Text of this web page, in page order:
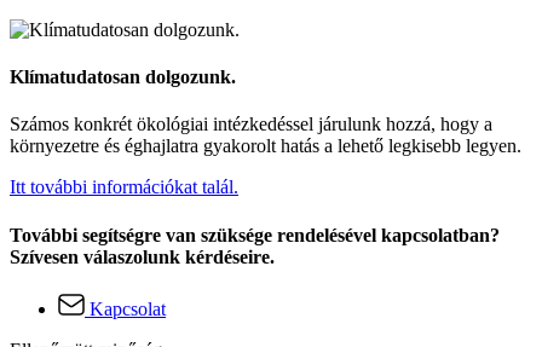
Klímatudatosan dolgozunk.
Számos konkrét ökológiai intézkedéssel járulunk hozzá, hogy a
környezetre és éghajlatra gyakorolt hatás a lehető legkisebb legyen.
Itt további információkat talál.
További segítségre van szüksége rendelésével kapcsolatban?
Szívesen válaszolunk kérdéseire.
Kapcsolat